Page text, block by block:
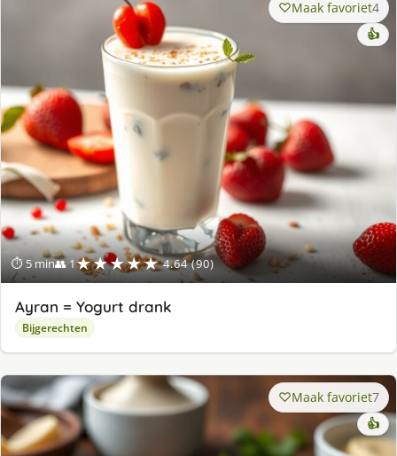
⏱ 5 min👥 1★★★★★ 4.64 (90)
Maak favoriet4
👍
Ayran = Yogurt drank
Bijgerechten
Maak favoriet7
👍